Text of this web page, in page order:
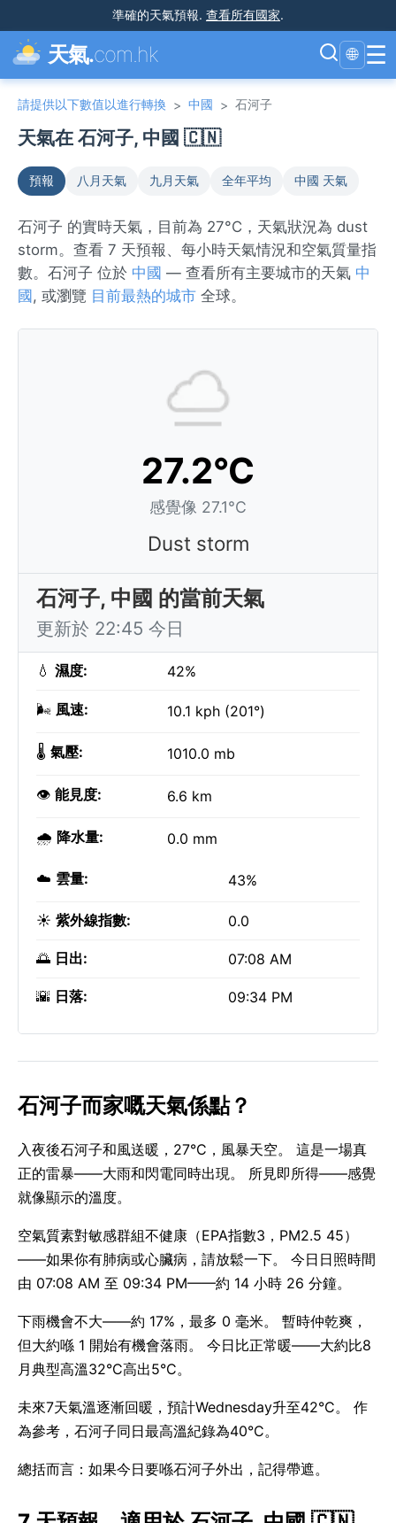
準確的天氣預報. 查看所有國家.
天氣.com.hk 🌐 ☰
請提供以下數值以進行轉換 > 中國 > 石河子
天氣在 石河子, 中國 🇨🇳
預報 八月天氣 九月天氣 全年平均 中國 天氣
石河子 的實時天氣，目前為 27°C，天氣狀況為 dust
storm。查看 7 天預報、每小時天氣情況和空氣質量指
數。石河子 位於 中國 — 查看所有主要城市的天氣 中
國 , 或瀏覽 目前最熱的城市 全球。
27.2°C
感覺像 27.1°C
Dust storm
石河子, 中國 的當前天氣
更新於 22:45 今日
💧 濕度: 42%
🌬️ 風速: 10.1 kph (201°)
🌡️ 氣壓: 1010.0 mb
👁️ 能見度: 6.6 km
🌧️ 降水量: 0.0 mm
☁️ 雲量: 43%
☀️ 紫外線指數: 0.0
🌅 日出: 07:08 AM
🌇 日落: 09:34 PM
石河子而家嘅天氣係點？
入夜後石河子和風送暖，27°C，風暴天空。 這是一場真
正的雷暴——大雨和閃電同時出現。 所見即所得——感覺
就像顯示的溫度。
空氣質素對敏感群組不健康（EPA指數3，PM2.5 45）
——如果你有肺病或心臟病，請放鬆一下。 今日日照時間
由 07:08 AM 至 09:34 PM——約 14 小時 26 分鐘。
下雨機會不大——約 17%，最多 0 毫米。 暫時仲乾爽，
但大約喺 1 開始有機會落雨。 今日比正常暖——大約比8
月典型高溫32°C高出5°C。
未來7天氣溫逐漸回暖，預計Wednesday升至42°C。 作
為參考，石河子同日最高溫紀錄為40°C。
總括而言：如果今日要喺石河子外出，記得帶遮。